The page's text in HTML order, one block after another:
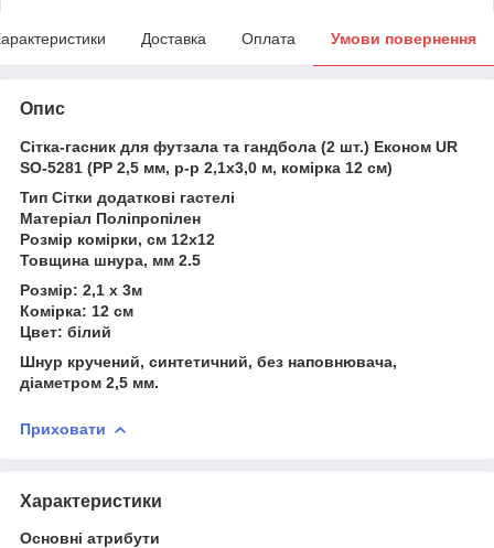
Доставка Оплата Умови повернення
Опис
Сітка-гасник для футзала та гандбола (2 шт.) Економ UR
SO-5281 (PP 2,5 мм, р-р 2,1x3,0 м, комірка 12 см)
Тип Сітки додаткові гастелі
Матеріал Поліпропілен
Розмір комірки, см 12x12
Товщина шнура, мм 2.5
Розмір: 2,1 х 3м
Комірка: 12 см
Цвет: білий
Шнур кручений, синтетичний, без наповнювача,
діаметром 2,5 мм.
Приховати
Характеристики
Основні атрибути